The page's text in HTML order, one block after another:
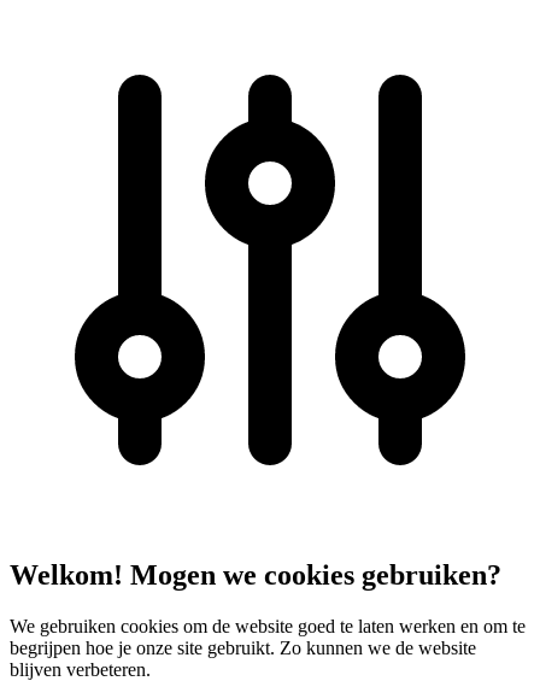
Welkom! Mogen we cookies gebruiken?
We gebruiken cookies om de website goed te laten werken en om te
begrijpen hoe je onze site gebruikt. Zo kunnen we de website
blijven verbeteren.